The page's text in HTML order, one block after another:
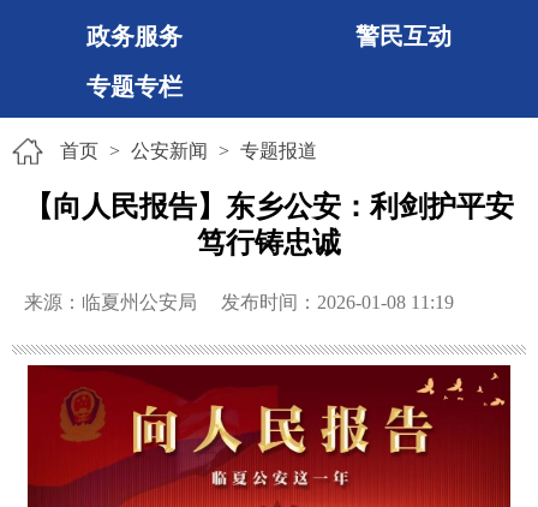
政务服务
警民互动
专题专栏
首页 > 公安新闻 > 专题报道
【向人民报告】东乡公安：利剑护平安
笃行铸忠诚
来源：临夏州公安局 发布时间：2026-01-08 11:19